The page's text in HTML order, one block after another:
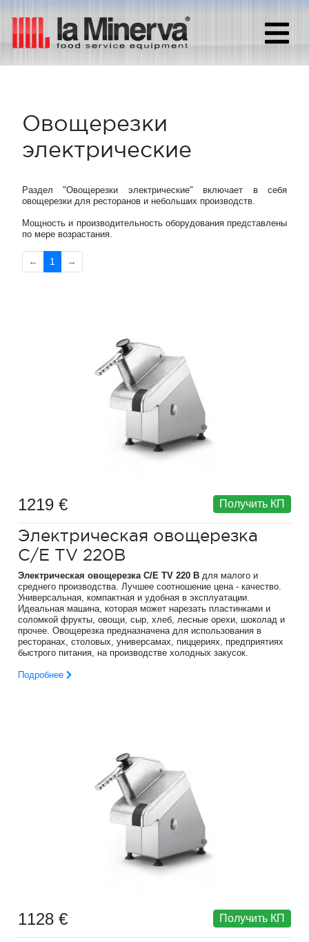
Овощерезки
электрические
Раздел "Овощерезки электрические" включает в себя
овощерезки для ресторанов и небольших производств.
Мощность и производительность оборудования представлены
по мере возрастания.
← 1 →
1219 € Получить КП
Электрическая овощерезка
C/E TV 220B
Электрическая овощерезка C/E TV 220 B для малого и
среднего производства. Лучшее соотношение цена - качество.
Универсальная, компактная и удобная в эксплуатации.
Идеальная машина, которая может нарезать пластинками и
соломкой фрукты, овощи, сыр, хлеб, лесные орехи, шоколад и
прочее. Овощерезка предназначена для использования в
ресторанах, столовых, универсамах, пиццериях, предприятиях
быстрого питания, на производстве холодных закусок.
Подробнее
1128 € Получить КП